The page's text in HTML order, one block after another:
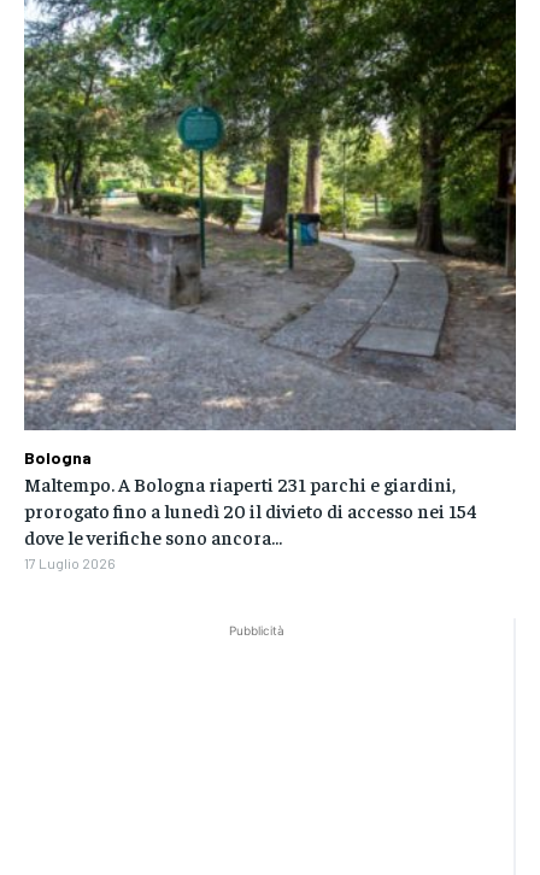
Pubblicità
Bologna
Maltempo. A Bologna riaperti 231 parchi e giardini,
prorogato fino a lunedì 20 il divieto di accesso nei 154
dove le verifiche sono ancora...
17 Luglio 2026